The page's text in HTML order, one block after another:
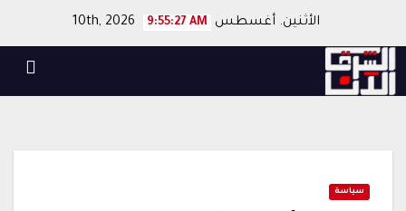
content
الأثنين. أغسطس 10th, 2026 9:55:27 AM
سياسة